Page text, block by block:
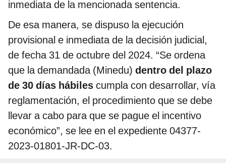
inmediata de la mencionada sentencia.
De esa manera, se dispuso la ejecución
provisional e inmediata de la decisión judicial,
de fecha 31 de octubre del 2024. “Se ordena
que la demandada (Minedu) dentro del plazo
de 30 días hábiles cumpla con desarrollar, vía
reglamentación, el procedimiento que se debe
llevar a cabo para que se pague el incentivo
económico”, se lee en el expediente 04377-
2023-01801-JR-DC-03.